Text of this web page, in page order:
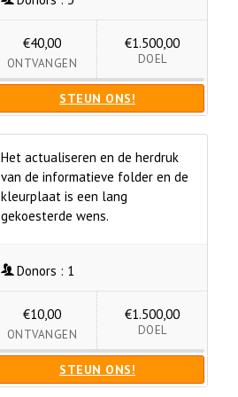
€40,00
ONTVANGEN
€1.500,00
DOEL
STEUN ONS!
Het actualiseren en de herdruk
van de informatieve folder en de
kleurplaat is een lang
gekoesterde wens.
Donors : 1
€10,00
ONTVANGEN
€1.500,00
DOEL
STEUN ONS!